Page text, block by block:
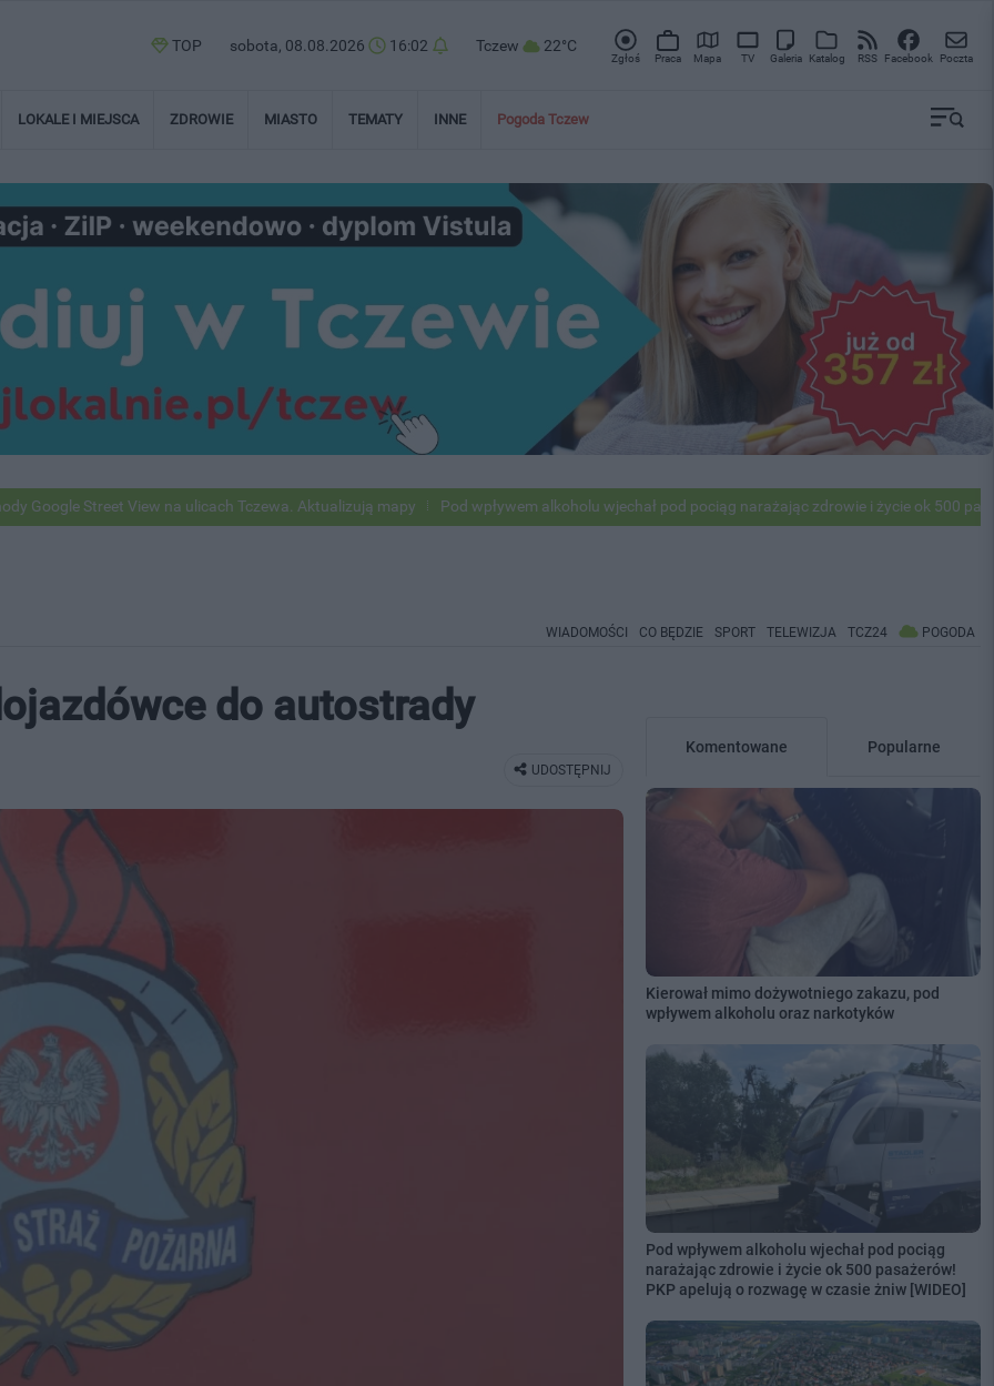
TOP sobota, 08.08.2026 16:03 Tczew 22°C
Zgłoś Praca Mapa TV Galeria Katalog RSS Facebook Poczta
LOKALE I MIEJSCA ZDROWIE MIASTO TEMATY INNE Pogoda Tczew
View na ulicach Tczewa. Aktualizują mapy Pod wpływem alkoholu wjechał pod pociąg narażając zdrowie i życie ok 500 pasażerów!
WIADOMOŚCI CO BĘDZIE SPORT TELEWIZJA TCZ24 POGODA
do autostrady
UDOSTĘPNIJ
Komentowane Popularne
Kierował mimo dożywotniego zakazu, pod
wpływem alkoholu oraz narkotyków
Pod wpływem alkoholu wjechał pod pociąg
narażając zdrowie i życie ok 500 pasażerów!
PKP apelują o rozwagę w czasie żniw [WIDEO]